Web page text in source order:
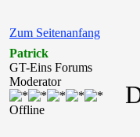
Zum Seitenanfang
Patrick
GT-Eins Forums
Moderator
Offline